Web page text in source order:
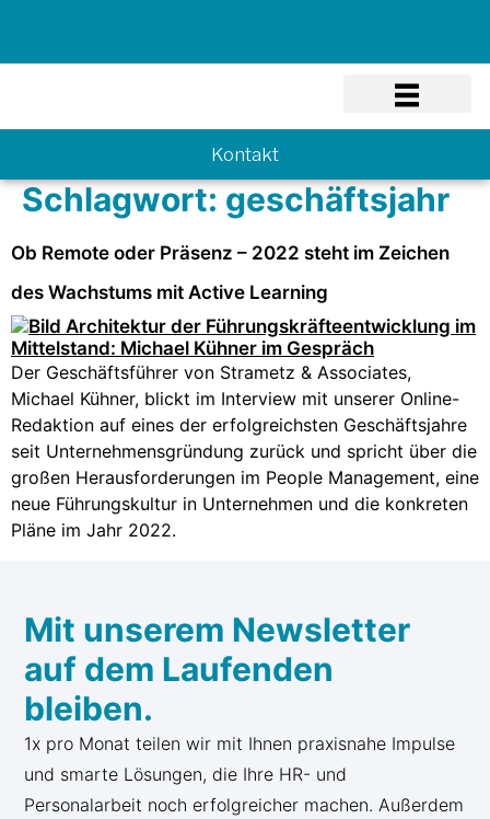
Kontakt
Schlagwort: geschäftsjahr
Ob Remote oder Präsenz – 2022 steht im Zeichen
des Wachstums mit Active Learning
Der Geschäftsführer von Strametz & Associates,
Michael Kühner, blickt im Interview mit unserer Online-
Redaktion auf eines der erfolgreichsten Geschäftsjahre
seit Unternehmensgründung zurück und spricht über die
großen Herausforderungen im People Management, eine
neue Führungskultur in Unternehmen und die konkreten
Pläne im Jahr 2022.
Mit unserem Newsletter
auf dem Laufenden
bleiben.
1x pro Monat teilen wir mit Ihnen praxisnahe Impulse
und smarte Lösungen, die Ihre HR- und
Personalarbeit noch erfolgreicher machen. Außerdem